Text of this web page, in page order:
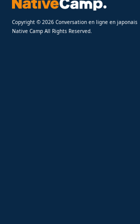
Copyright © 2026 Conversation en ligne en japonais
Native Camp All Rights Reserved.